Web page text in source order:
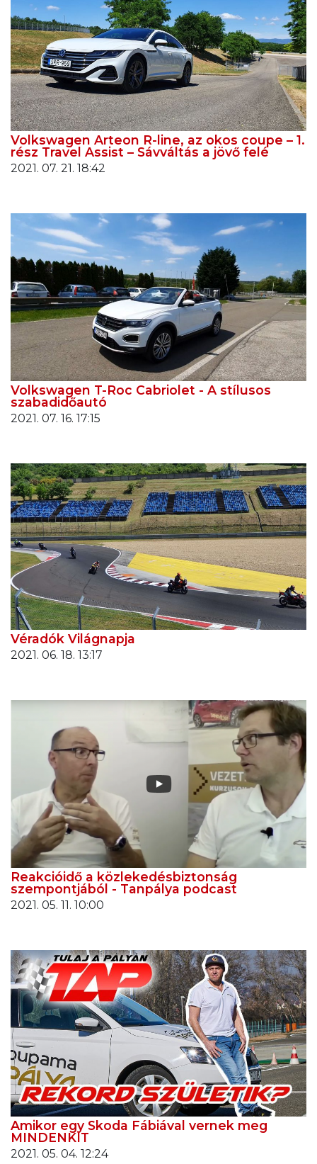
Volkswagen Arteon R-line, az okos coupe – 1.
rész Travel Assist – Sávváltás a jövő felé
2021. 07. 21. 18:42
Volkswagen T-Roc Cabriolet - A stílusos
szabadidőautó
2021. 07. 16. 17:15
Véradók Világnapja
2021. 06. 18. 13:17
Reakcióidő a közlekedésbiztonság
szempontjából - Tanpálya podcast
2021. 05. 11. 10:00
Amikor egy Skoda Fábiával vernek meg
MINDENKIT
2021. 05. 04. 12:24